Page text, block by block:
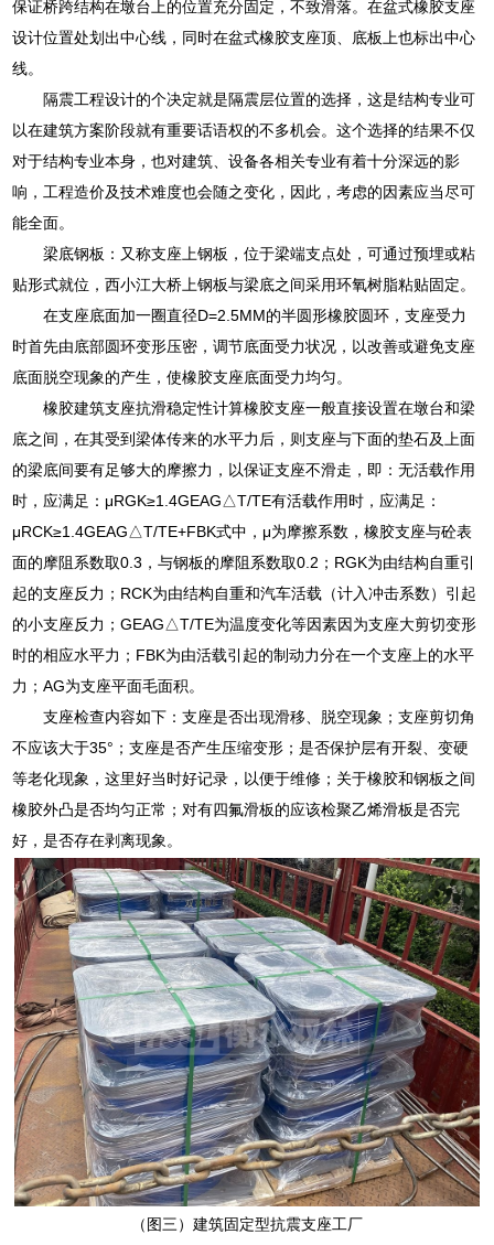
保证桥跨结构在墩台上的位置充分固定，不致滑落。在盆式橡胶支座
设计位置处划出中心线，同时在盆式橡胶支座顶、底板上也标出中心
线。
隔震工程设计的个决定就是隔震层位置的选择，这是结构专业可
以在建筑方案阶段就有重要话语权的不多机会。这个选择的结果不仅
对于结构专业本身，也对建筑、设备各相关专业有着十分深远的影
响，工程造价及技术难度也会随之变化，因此，考虑的因素应当尽可
能全面。
梁底钢板：又称支座上钢板，位于梁端支点处，可通过预埋或粘
贴形式就位，西小江大桥上钢板与梁底之间采用环氧树脂粘贴固定。
在支座底面加一圈直径D=2.5MM的半圆形橡胶圆环，支座受力
时首先由底部圆环变形压密，调节底面受力状况，以改善或避免支座
底面脱空现象的产生，使橡胶支座底面受力均匀。
橡胶建筑支座抗滑稳定性计算橡胶支座一般直接设置在墩台和梁
底之间，在其受到梁体传来的水平力后，则支座与下面的垫石及上面
的梁底间要有足够大的摩擦力，以保证支座不滑走，即：无活载作用
时，应满足：μRGK≥1.4GEAG△T/TE有活载作用时，应满足：
μRCK≥1.4GEAG△T/TE+FBK式中，μ为摩擦系数，橡胶支座与砼表
面的摩阻系数取0.3，与钢板的摩阻系数取0.2；RGK为由结构自重引
起的支座反力；RCK为由结构自重和汽车活载（计入冲击系数）引起
的小支座反力；GEAG△T/TE为温度变化等因素因为支座大剪切变形
时的相应水平力；FBK为由活载引起的制动力分在一个支座上的水平
力；AG为支座平面毛面积。
支座检查内容如下：支座是否出现滑移、脱空现象；支座剪切角
不应该大于35°；支座是否产生压缩变形；是否保护层有开裂、变硬
等老化现象，这里好当时好记录，以便于维修；关于橡胶和钢板之间
橡胶外凸是否均匀正常；对有四氟滑板的应该检聚乙烯滑板是否完
好，是否存在剥离现象。
（图三）建筑固定型抗震支座工厂